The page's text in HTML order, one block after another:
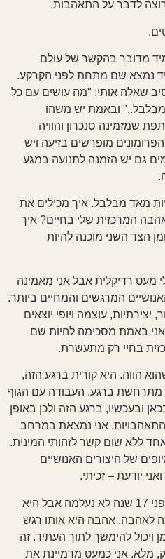
לדבר על התאהבות.
מדובר בהקשר של עולם
נמצא שם מתחת לפני הקרקע.
שאלה אותי: "מה עושים עם כל
ובאמת יש משהו
שמזמינה סנכרון והוויה
מופרשים בזיעה ויש
גם יש הזמנה לתנועה במגע
מאד מבלבל. איך מכילים את
המרכזית שלי בחיים? איך
הצד השני מוכנה להיות
מעט רדיקלית אבל אני מאמינה
המרגשים והמחיים ביותר.
עוצמה ויופי יוצאים
באמת מסכימה להיות שם
בחיי רק מתעשרת.
הווה. היא קורית ברגע הזה,
מתרחשת ברגע. העבודה עם הגוף
ובעכשיו, ברגע הזה ולכן באופן
אני נמצאת במרחב
ללא שום קשר לזהותי המינית.
של היצורים האנושיים
יודעת – זכיתי.
ההתאהבות שלי בבן זוגי פעם לפני 17 שנה לא נעלמה אבל היא
לאהבה. אהבה היא אותו רגש
ויכול להימשך לתוך העתיד. זה
מלא. אני כמעט מדמיינת את